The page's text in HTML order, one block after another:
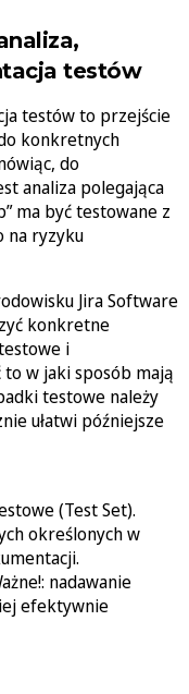
testów
testów to przejście
konkretnych
do
analiza polegająca
ma być testowane z
na ryzyku
Jira Software
konkretne
i
w jaki sposób mają
testowe należy
ułatwi późniejsze
(Test Set).
określonych w
nadawanie
efektywnie